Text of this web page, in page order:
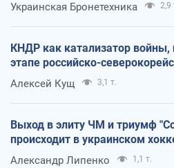
Украинская Бронетехника 2,9
КНДР как катализатор войны,
этапе российско-
Алексей Кущ 3,1 т.
Выход в элиту ЧМ и триумф
происходит в украинском
Александр Липенко 1,1 т.